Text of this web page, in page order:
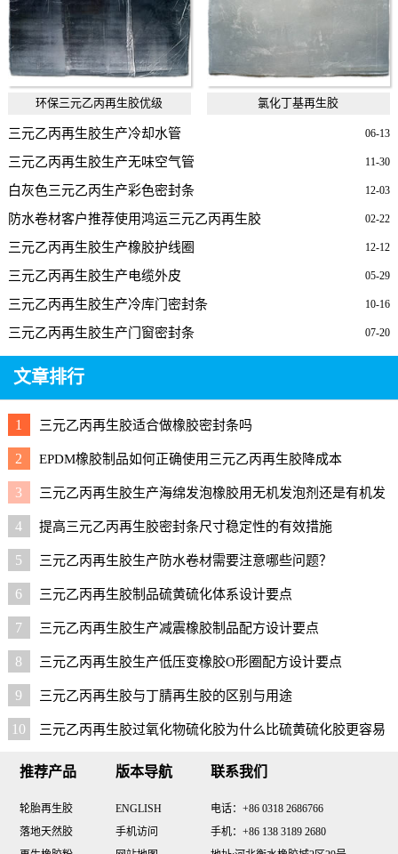
环保三元乙丙再生胶优级 氯化丁基再生胶
06-13
三元乙丙再生胶生产冷却水管
11-30
三元乙丙再生胶生产无味空气管
12-03
白灰色三元乙丙生产彩色密封条
02-22
防水卷材客户推荐使用鸿运三元乙丙再生胶
12-12
三元乙丙再生胶生产橡胶护线圈
05-29
三元乙丙再生胶生产电缆外皮
10-16
三元乙丙再生胶生产冷库门密封条
07-20
三元乙丙再生胶生产门窗密封条
文章排行
1 三元乙丙再生胶适合做橡胶密封条吗
2 EPDM橡胶制品如何正确使用三元乙丙再生胶降成本
3
三元乙丙再生胶生产海绵发泡橡胶用无机发泡剂还是有机发
泡剂好？
4 提高三元乙丙再生胶密封条尺寸稳定性的有效措施
5 三元乙丙再生胶生产防水卷材需要注意哪些问题？
6 三元乙丙再生胶制品硫黄硫化体系设计要点
7 三元乙丙再生胶生产减震橡胶制品配方设计要点
8 三元乙丙再生胶生产低压变橡胶O形圈配方设计要点
9 三元乙丙再生胶与丁腈再生胶的区别与用途
10
三元乙丙再生胶过氧化物硫化胶为什么比硫黄硫化胶更容易
推荐产品
轮胎再生胶
落地天然胶
版本导航
ENGLISH
手机访问
联系我们
电话：+86 0318 2686766
手机：+86 138 3189 2680